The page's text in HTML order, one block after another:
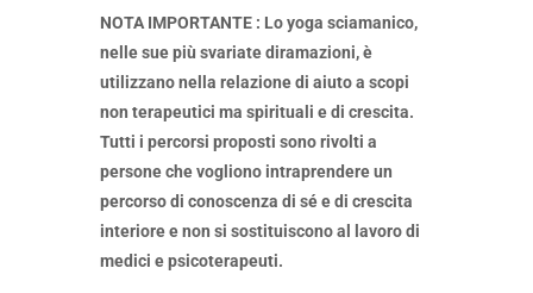
NOTA IMPORTANTE : Lo yoga sciamanico,
nelle sue più svariate diramazioni, è
utilizzano nella relazione di aiuto a scopi
non terapeutici ma spirituali e di crescita.
Tutti i percorsi proposti sono rivolti a
persone che vogliono intraprendere un
percorso di conoscenza di sé e di crescita
interiore e non si sostituiscono al lavoro di
medici e psicoterapeuti.